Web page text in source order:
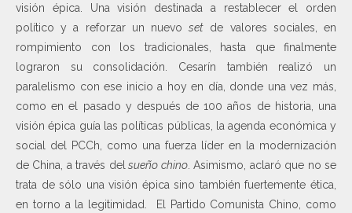
visión épica. Una visión destinada a restablecer el orden
político y a reforzar un nuevoset de valores sociales, en
rompimiento con los tradicionales, hasta que finalmente
lograron su consolidación. Cesarín también realizó un
paralelismo con ese inicio a hoy en día, donde una vez más,
como en el pasado y después de 100 años de historia, una
visión épica guía las políticas públicas, la agenda económica y
social del PCCh, como una fuerza líder en la modernización
de China, a través del sueño chino. Asimismo, aclaró que no se
trata de sólo una visión épica sino también fuertemente ética,
en torno a la legitimidad. El Partido Comunista Chino, como